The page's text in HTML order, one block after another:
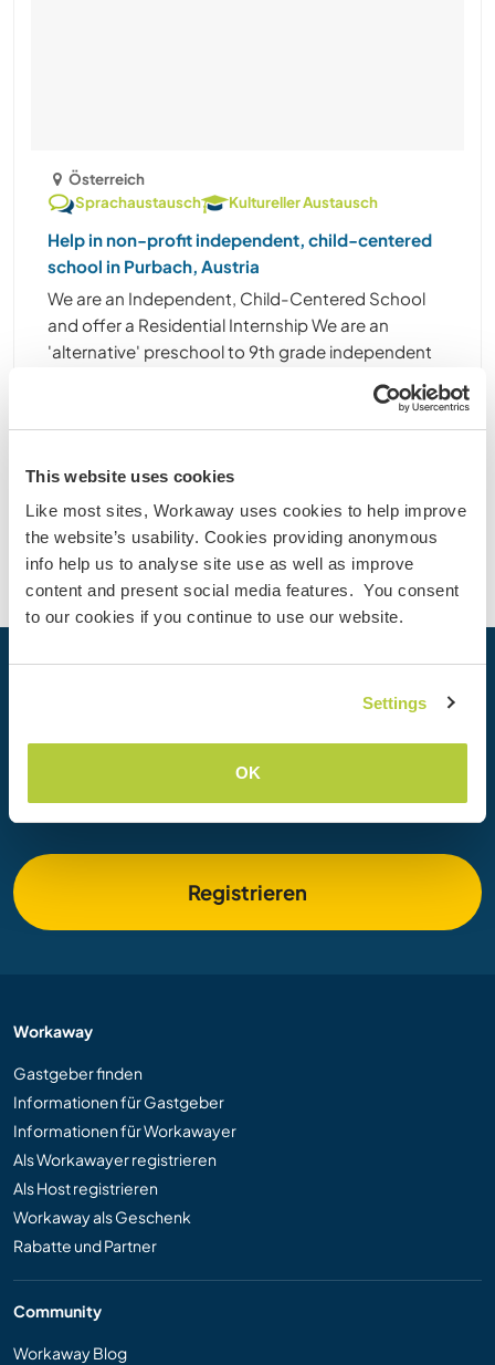
This website uses cookies
Like most sites, Workaway uses cookies to help improve
the website’s usability. Cookies providing anonymous
info help us to analyse site use as well as improve
content and present social media features. You consent
to our cookies if you continue to use our website.
Settings
OK
Österreich
Sprachaustausch
Kultureller Austausch
Help in non-profit independent, child-centered
school in Purbach, Austria
We are an Independent, Child-Centered School
and offer a Residential Internship We are an
'alternative' preschool to 9th grade independent
kitesurfing-paradise lake ‚Neusiedlersee‘ in the
eastern part of ......
erlebe einzigartige Reiseerfahrungen mit mehr als 50.000
Möglichkeiten weltweit.
Registrieren
Workaway
Gastgeber finden
Informationen für Gastgeber
Informationen für Workawayer
Als Workawayer registrieren
Als Host registrieren
Workaway als Geschenk
Rabatte und Partner
Community
Workaway Blog